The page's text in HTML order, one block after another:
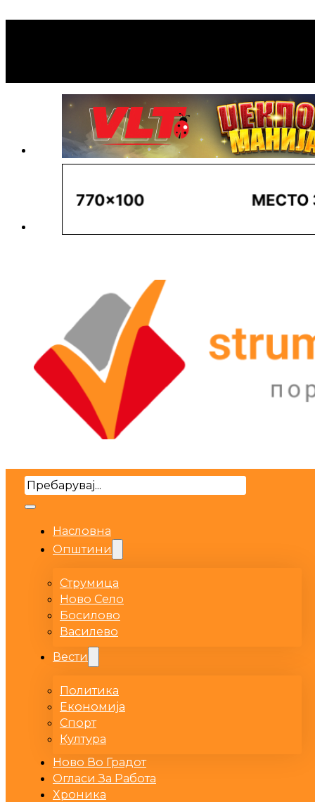
Search
Насловна
Општини
Струмица
Ново Село
Босилово
Василево
Вести
Политика
Економија
Спорт
Култура
Ново Во Градот
Огласи За Работа
Хроника